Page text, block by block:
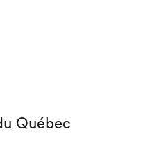
Québec